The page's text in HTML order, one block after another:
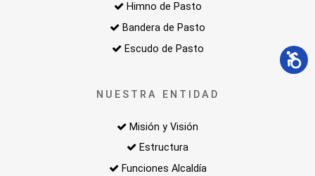
Himno de Pasto
Bandera de Pasto
Escudo de Pasto
NUESTRA ENTIDAD
Misión y Visión
Estructura
Funciones Alcaldía